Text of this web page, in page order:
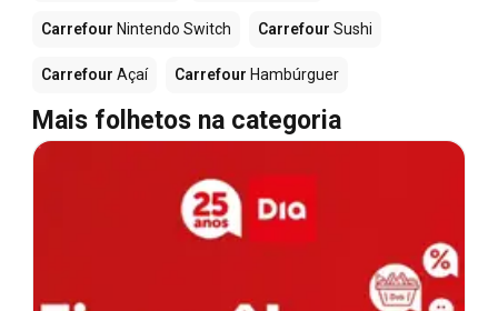
Carrefour Nintendo Switch Carrefour Sushi
Carrefour Açaí Carrefour Hambúrguer
Mais folhetos na categoria